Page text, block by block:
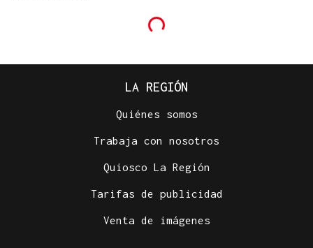
LA REGIÓN
Quiénes somos
Trabaja con nosotros
Quiosco La Región
Tarifas de publicidad
Venta de imágenes